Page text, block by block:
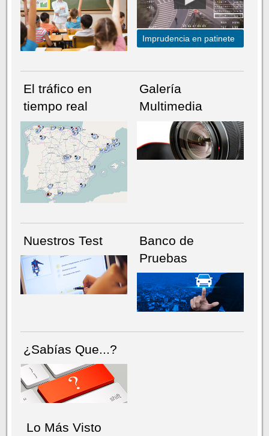
NÚMERO ACTUALHEMEROTECA
Imprudencia en patinete
El tráfico en
tiempo real
Galería
Multimedia
Nuestros Test
Banco de
Pruebas
¿Sabías Que...?
Lo Más Visto